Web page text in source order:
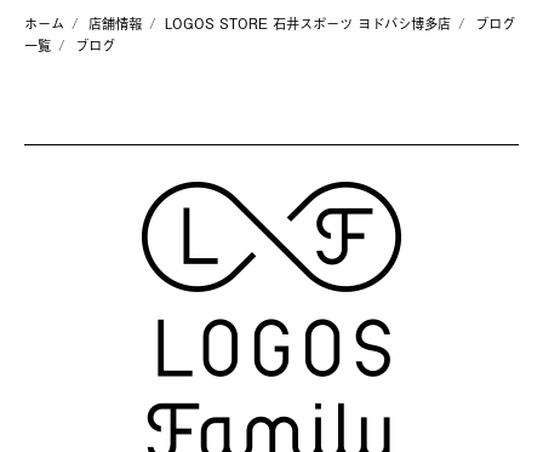
ホーム 店舗情報 LOGOS STORE 石井スポーツ ヨドバシ博多店
ブログ
一覧
ブログ